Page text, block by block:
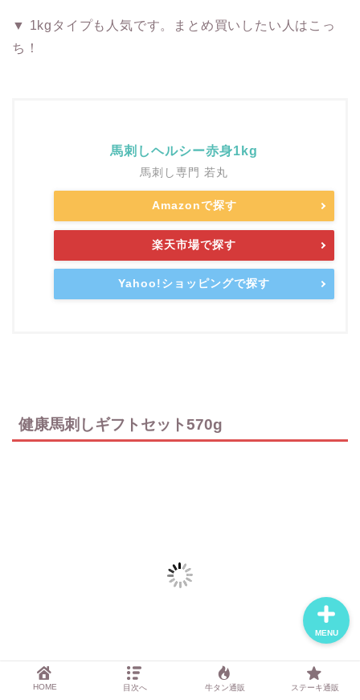
▼ 1kgタイプも人気です。まとめ買いしたい人はこっ
ち！
馬刺しヘルシー赤身1kg
馬刺し専門 若丸
Amazonで探す
楽天市場で探す
Yahoo!ショッピングで探す
健康馬刺しギフトセット570g
HOME 目次へ 牛タン通販 ステーキ通販
MENU